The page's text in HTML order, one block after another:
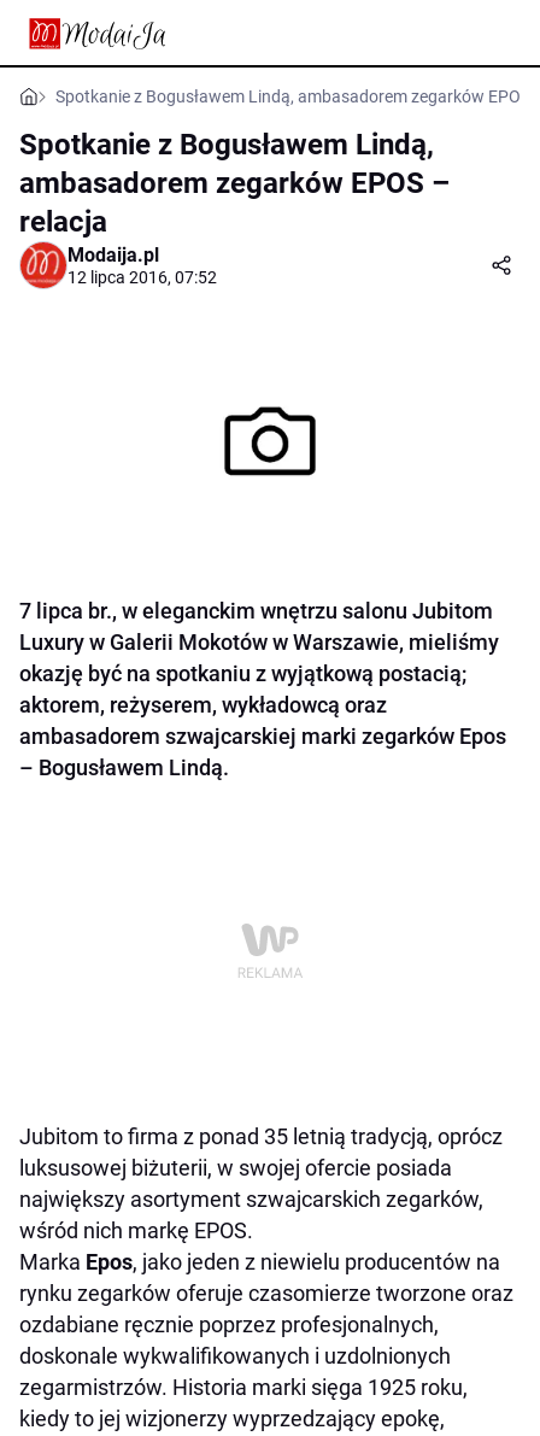
Spotkanie z Bogusławem Lindą, ambasadorem zegarków EPOS
Spotkanie z Bogusławem Lindą,
ambasadorem zegarków EPOS –
relacja
Modaija.pl
12 lipca 2016, 07:52
7 lipca br., w eleganckim wnętrzu salonu Jubitom
Luxury w Galerii Mokotów w Warszawie, mieliśmy
okazję być na spotkaniu z wyjątkową postacią;
aktorem, reżyserem, wykładowcą oraz
ambasadorem szwajcarskiej marki zegarków Epos
– Bogusławem Lindą.
Jubitom to firma z ponad 35 letnią tradycją, oprócz
luksusowej biżuterii, w swojej ofercie posiada
największy asortyment szwajcarskich zegarków,
wśród nich markę EPOS.
Marka Epos, jako jeden z niewielu producentów na
rynku zegarków oferuje czasomierze tworzone oraz
ozdabiane ręcznie poprzez profesjonalnych,
doskonale wykwalifikowanych i uzdolnionych
zegarmistrzów. Historia marki sięga 1925 roku,
kiedy to jej wizjonerzy wyprzedzający epokę,